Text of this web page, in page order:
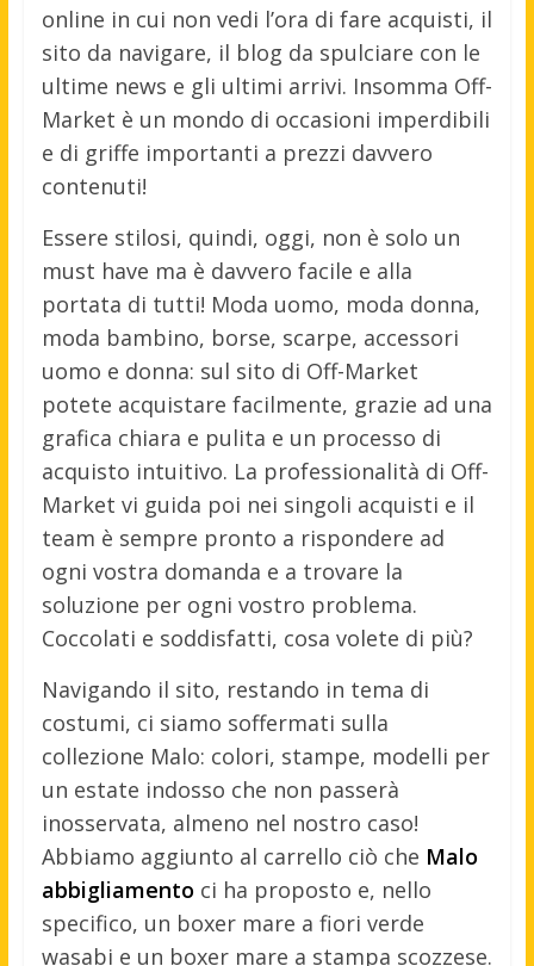
online in cui non vedi l’ora di fare acquisti, il
sito da navigare, il blog da spulciare con le
ultime news e gli ultimi arrivi. Insomma Off-
Market è un mondo di occasioni imperdibili
e di griffe importanti a prezzi davvero
contenuti!
Essere stilosi, quindi, oggi, non è solo un
must have ma è davvero facile e alla
portata di tutti! Moda uomo, moda donna,
moda bambino, borse, scarpe, accessori
uomo e donna: sul sito di Off-Market
potete acquistare facilmente, grazie ad una
grafica chiara e pulita e un processo di
acquisto intuitivo. La professionalità di Off-
Market vi guida poi nei singoli acquisti e il
team è sempre pronto a rispondere ad
ogni vostra domanda e a trovare la
soluzione per ogni vostro problema.
Coccolati e soddisfatti, cosa volete di più?
Navigando il sito, restando in tema di
costumi, ci siamo soffermati sulla
collezione Malo: colori, stampe, modelli per
un estate indosso che non passerà
inosservata, almeno nel nostro caso!
Abbiamo aggiunto al carrello ciò che Malo
abbigliamento ci ha proposto e, nello
specifico, un boxer mare a fiori verde
wasabi e un boxer mare a stampa scozzese.